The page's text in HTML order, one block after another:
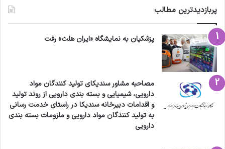
پربازدیدترین مطالب
پزشکیان به نمایشگاه «ایران هلث» رفت
مصاحبه مشاور سندیکای تولید کنندگان مواد
دارویی، شیمیایی و بسته بندی دارویی از روند تولید
و اقدامات دبیرخانه سندیکا در راستای خدمت رسانی
به تولید کنندگان مواد دارویی و ملزومات بسته بندی
دارویی